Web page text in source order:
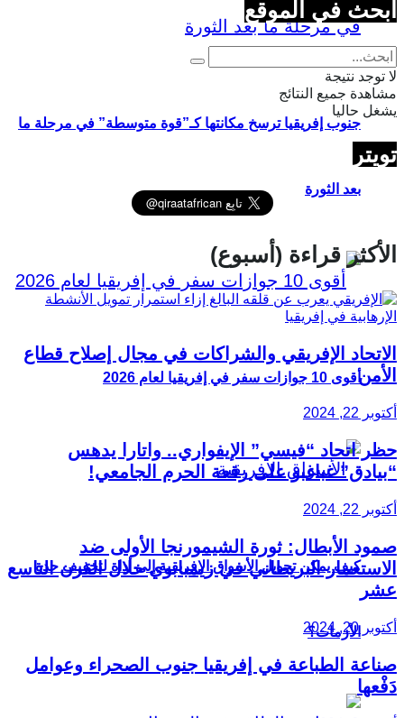
جنوب إفريقيا ترسخ مكانتها كـ”قوة متوسطة” في مرحلة ما
بعد الثورة
أقوى 10 جوازات سفر في إفريقيا لعام 2026
كيف يمكن تحويل الأسواق الإفريقية إلى أداة لتخفيف حدة
الأزمات؟
ابحث في الموقع
لا توجد نتيجة
مشاهدة جميع النتائج
يشغل حاليا
تويتر
الأكثر قراءة (أسبوع)
الاتحاد الإفريقي والشراكات في مجال إصلاح قطاع
الأمن
أكتوبر 22, 2024
حظر اتحاد “فيسي” الإيفواري.. واتارا يدهس
“بيادق” غباغبو على رقعة الحرم الجامعي!
أكتوبر 22, 2024
صمود الأبطال: ثورة الشيمورنجا الأولى ضد
الاستعمار البريطاني في زيمبابوي خلال القرن التاسع
عشر
أكتوبر 20, 2024
صناعة الطباعة في إفريقيا جنوب الصحراء وعوامل
دَفْعها